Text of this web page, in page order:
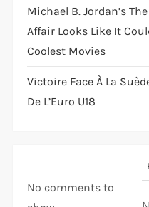
Michael B. Jordan’s
Affair Looks Like It
Coolest Movies
Victoire Face À La
De L’Euro U18
No comments to